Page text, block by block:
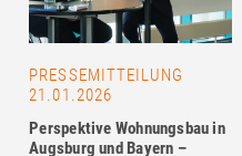
PRESSEMITTEILUNG
21.01.2026
Perspektive Wohnungsbau in
Augsburg und Bayern –